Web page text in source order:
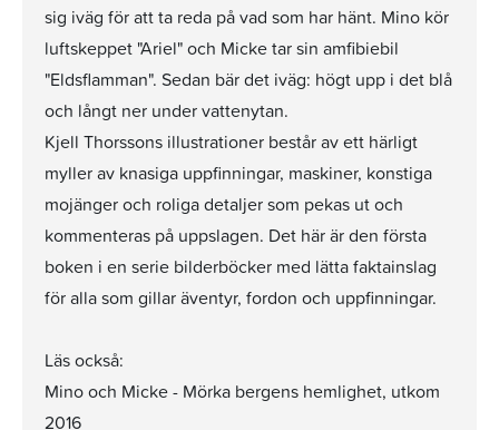
sig iväg för att ta reda på vad som har hänt. Mino kör
luftskeppet "Ariel" och Micke tar sin amfibiebil
"Eldsflamman". Sedan bär det iväg: högt upp i det blå
och långt ner under vattenytan.
Kjell Thorssons illustrationer består av ett härligt
myller av knasiga uppfinningar, maskiner, konstiga
mojänger och roliga detaljer som pekas ut och
kommenteras på uppslagen. Det här är den första
boken i en serie bilderböcker med lätta faktainslag
för alla som gillar äventyr, fordon och uppfinningar.
Läs också:
Mino och Micke - Mörka bergens hemlighet, utkom
2016